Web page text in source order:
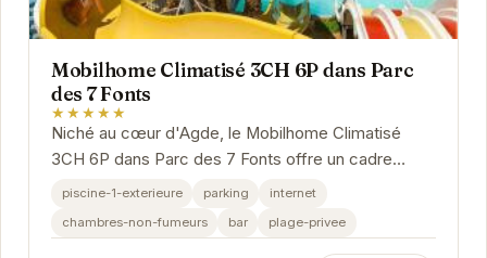
Mobilhome Climatisé 3CH 6P dans Parc
des 7 Fonts
★★★★★
Niché au cœur d'Agde, le Mobilhome Climatisé
3CH 6P dans Parc des 7 Fonts offre un cadre
idyllique pour des vacances relaxantes. Avec sa
piscine-1-exterieure parking
internet
chambres-non-fumeurs
bar plage-privee